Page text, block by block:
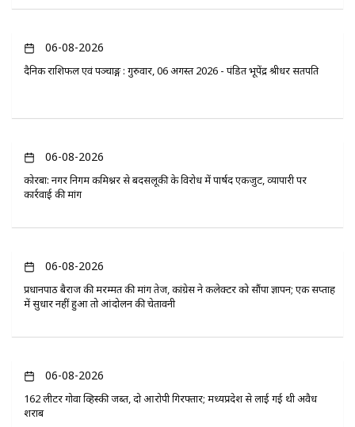
06-08-2026
दैनिक राशिफल एवं पञ्चाङ्ग : गुरुवार, 06 अगस्त 2026 - पंडित भूपेंद्र श्रीधर सतपति
06-08-2026
कोरबा: नगर निगम कमिश्नर से बदसलूकी के विरोध में पार्षद एकजुट, व्यापारी पर
कार्रवाई की मांग
06-08-2026
प्रधानपाठ बैराज की मरम्मत की मांग तेज, कांग्रेस ने कलेक्टर को सौंपा ज्ञापन; एक सप्ताह
में सुधार नहीं हुआ तो आंदोलन की चेतावनी
06-08-2026
162 लीटर गोवा व्हिस्की जब्त, दो आरोपी गिरफ्तार; मध्यप्रदेश से लाई गई थी अवैध
शराब